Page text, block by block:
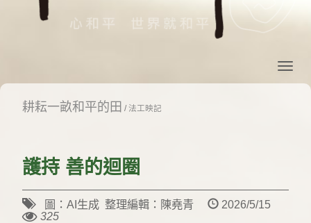
耕耘一畝和平的田 / 法工映記
護持 善的迴圈
圖：AI生成 整理編輯：陳堯青
2026/5/15
325